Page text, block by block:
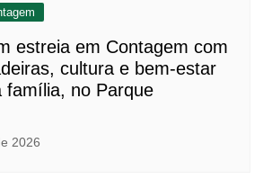
estreia em Contagem com
cultura e bem-estar
família, no Parque
2026